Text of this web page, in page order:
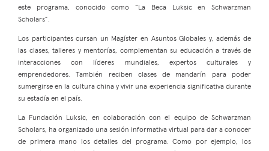
este programa, conocido como “La Beca Luksic en Schwarzman
Scholars”.
Los participantes cursan un Magíster en Asuntos Globales y, además de
las clases, talleres y mentorías, complementan su educación a través de
interacciones con líderes mundiales, expertos culturales y
emprendedores. También reciben clases de mandarín para poder
sumergirse en la cultura china y vivir una experiencia significativa durante
su estadía en el país.
La Fundación Luksic, en colaboración con el equipo de Schwarzman
Scholars, ha organizado una sesión informativa virtual para dar a conocer
de primera mano los detalles del programa. Como por ejemplo, los